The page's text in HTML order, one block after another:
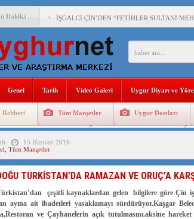
Dakika İŞGALCİ ÇİN’DEN “FETİHLER SULTANI
SAADET PARTİSİ İLÇE BAŞKANI :
İŞGALCİ ÇİN,DOĞU TÜRKİSTAN’DA EN AZ
Genel Tarih Video Galeri Uygur Diyarı ve
Rehberi Tüm Manşetler Uygur Dostları
Düğün ve Cenaze
15 Haziran 2016
Tüm Manşetler
TÜRKİSTAN’DA RAMAZAN VE ORUÇ’A
çeşitli kaynaklardan gelen bilgilere göre Çin
ayına ait ibadetleri yasaklamayı sürdürüyor.Kaşgar
ve Çayhanelerin açık tutulmasını.aksine